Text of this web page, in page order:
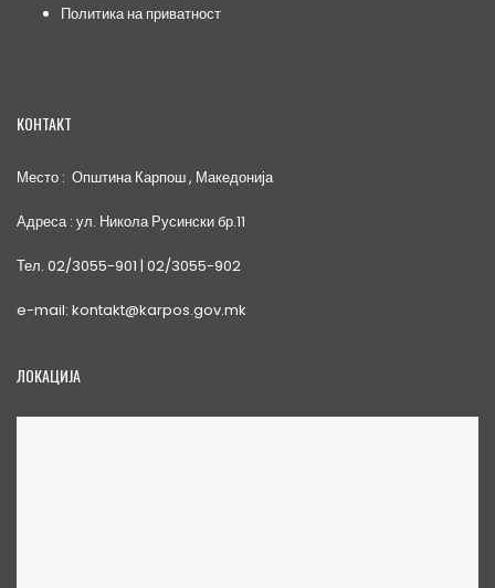
Политика на приватност
КОНТАКТ
Место : Општина Карпош , Македонија
Адреса : ул. Никола Русински бр.11
Тел. 02/3055-901 | 02/3055-902
e-mail: kontakt@karpos.gov.mk
ЛОКАЦИЈА